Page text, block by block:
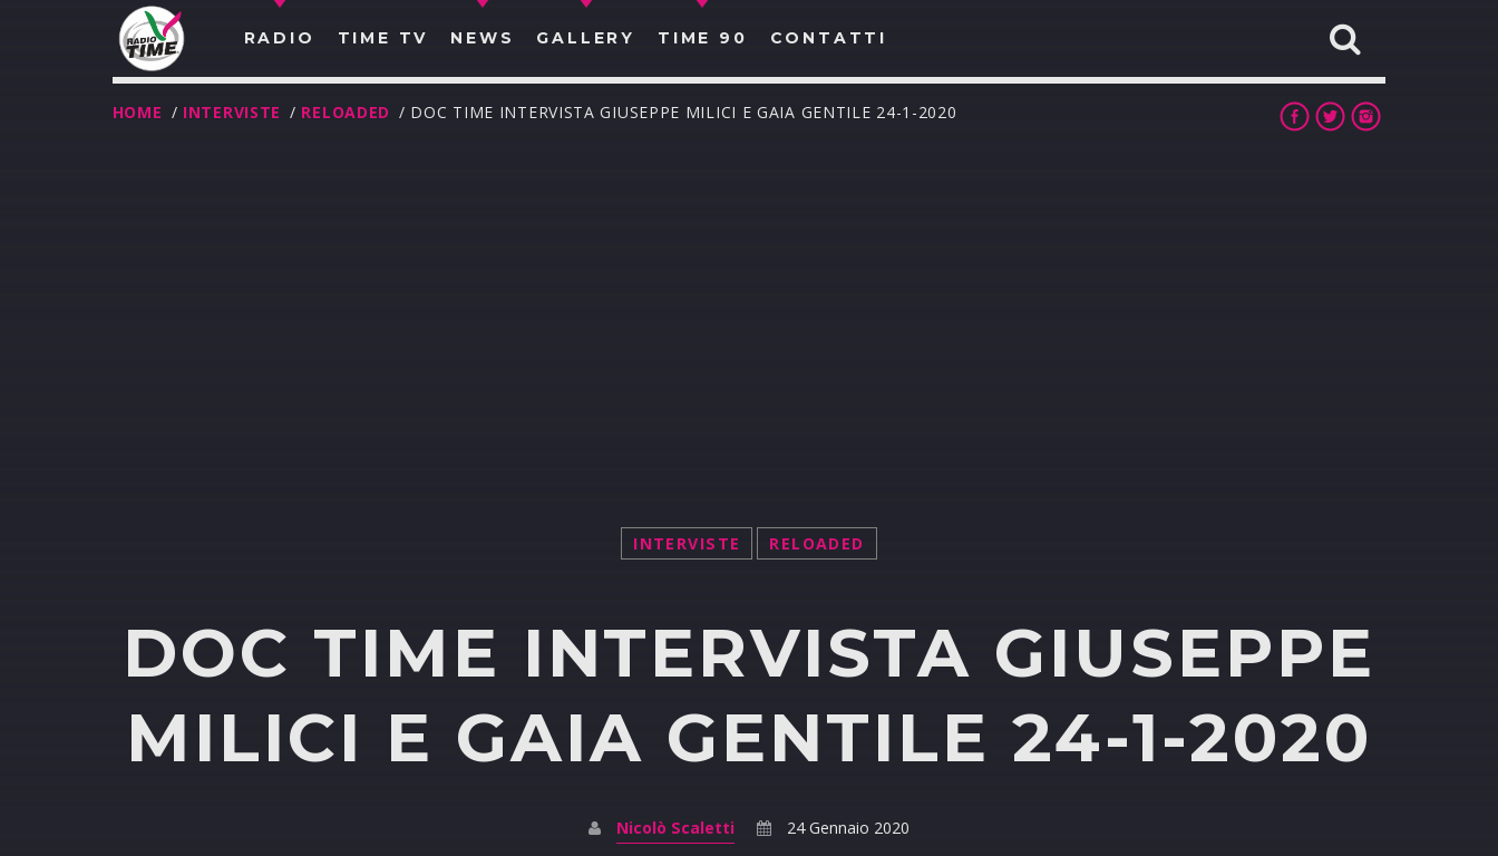
RADIO TIME TV NEWS GALLERY TIME 90 CONTATTI
HOME / INTERVISTE / RELOADED / DOC TIME INTERVISTA GIUSEPPE MILICI E GAIA GENTILE 24-1-2020
INTERVISTE RELOADED
DOC TIME INTERVISTA GIUSEPPE
MILICI E GAIA GENTILE 24-1-2020
Nicolò Scaletti 24 Gennaio 2020